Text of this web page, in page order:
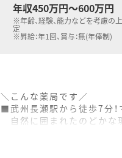
年収450万円～600万円
※年齢、経験、能力などを考慮の
定
※昇給：年1回、賞与：無(年俸制)
＼こんな薬局です／
■武州長瀬駅から徒歩7分
自然に囲まれたのどかな
■内科メインの薬局で、1